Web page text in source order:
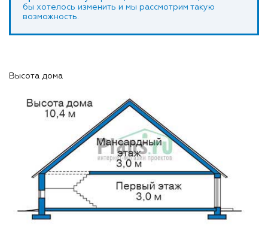
бы хотелось изменить и мы рассмотрим такую
возможность.
Высота дома